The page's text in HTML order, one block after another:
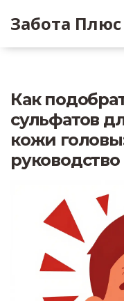
Забота Плюс
Как
сульфатов
кожи
руководство